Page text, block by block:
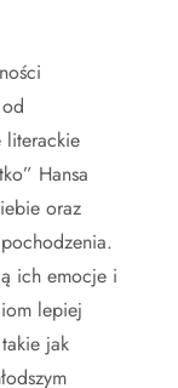
literackie
Hansa
oraz
ich emocje i
lepiej
jak